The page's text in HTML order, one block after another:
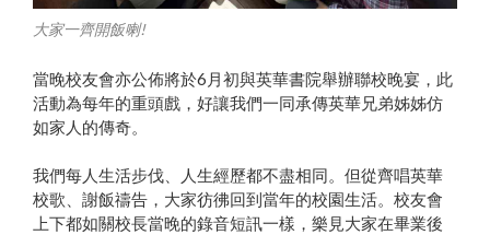
大家一齊開飯喇!
當晚校友會亦公佈將於6月初與英華書院舉辦聯校晚宴，此
活動為每年的重頭戲，好讓我們一同承傳英華兄弟姊姊仿
如家人的傳奇。
我們每人生活步伐、人生經歷都不盡相同。但從齊唱英華
校歌、謝飯禱告，大家彷彿回到當年的校園生活。校友會
上下都如關校長當晚的錄音短訊一樣，樂見大家在畢業後